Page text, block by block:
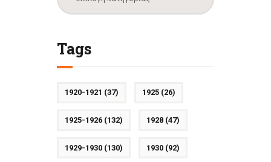
Tags
1920-1921 (37) 1925(26)
1925-1926(132) 1928(47)
1929-1930(130) 1930(92)